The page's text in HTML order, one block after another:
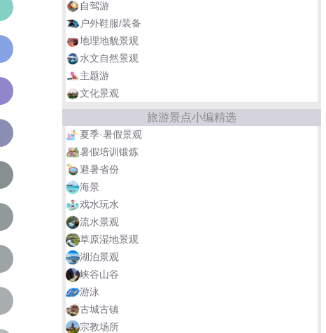
02 南京中国近代史遗址博物馆
大明宫国家遗址公园
04 殷墟国家考古遗址公园
水洞沟遗址
广富林遗址
07 大沽口炮台遗址
08 高句丽王城文化遗址
09 周口店北京人遗址博物馆
自驾游
户外鞋服/装备
地理地貌景观
水文自然景观
主题游
文化景观
旅游景点小编精选
夏季·暑假景观
暑假培训锻炼
避暑省份
海景
戏水玩水
流水景观
草原湿地景观
湖泊景观
峡谷山谷
游泳
古城古镇
宗教场所